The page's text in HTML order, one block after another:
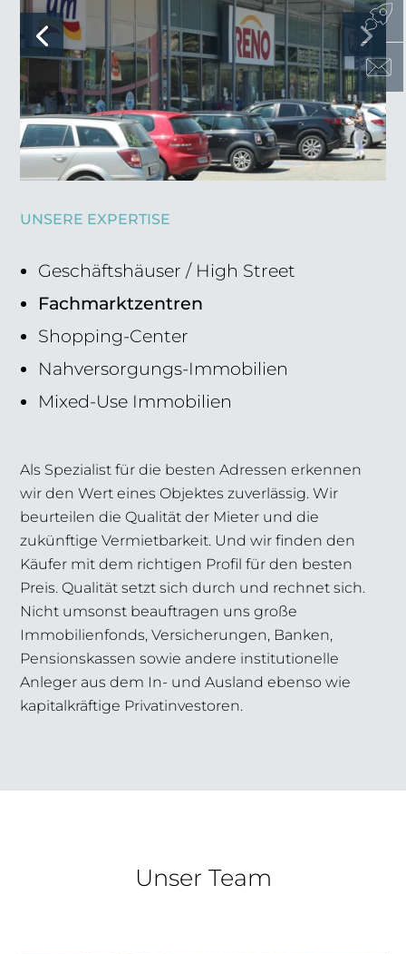
UNSERE EXPERTISE
Geschäftshäuser / High Street
Fachmarktzentren
Shopping-Center
Nahversorgungs-Immobilien
Mixed-Use Immobilien
Als Spezialist für die besten Adressen erkennen
wir den Wert eines Objektes zuverlässig. Wir
beurteilen die Qualität der Mieter und die
zukünftige Vermietbarkeit. Und wir finden den
Käufer mit dem richtigen Profil für den besten
Preis. Qualität setzt sich durch und rechnet sich.
Nicht umsonst beauftragen uns große
Immobilienfonds, Versicherungen, Banken,
Pensionskassen sowie andere institutionelle
Anleger aus dem In- und Ausland ebenso wie
kapitalkräftige Privatinvestoren.
Unser Team